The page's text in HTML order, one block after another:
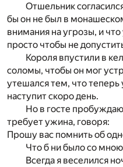
Отшельник
бы он не был в
внимания на угрозы, и
просто чтобы не
Короля впустили в
соломы, чтобы он мог
утешался тем, что теперь
наступит скоро день.
Но в госте
требует ужина, говоря:
Прошу вас помнить об
Что б ни было со
Всегда я веселился